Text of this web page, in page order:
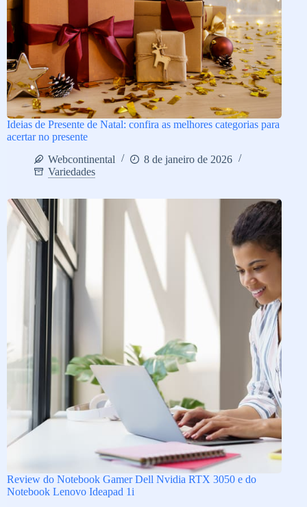
Ideias de Presente de Natal: confira as melhores categorias para
acertar no presente
Webcontinental
8 de janeiro de 2026
Variedades
Review do Notebook Gamer Dell Nvidia RTX 3050 e do
Notebook Lenovo Ideapad 1i